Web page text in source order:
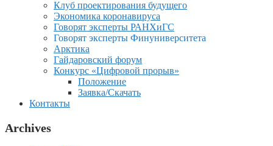
Клуб проектирования будущего
Экономика коронавируса
Говорят эксперты РАНХиГС
Говорят эксперты Финуниверситета
Арктика
Гайдаровский форум
Конкурс «Цифровой прорыв»
Положение
Заявка/Скачать
Контакты
Archives